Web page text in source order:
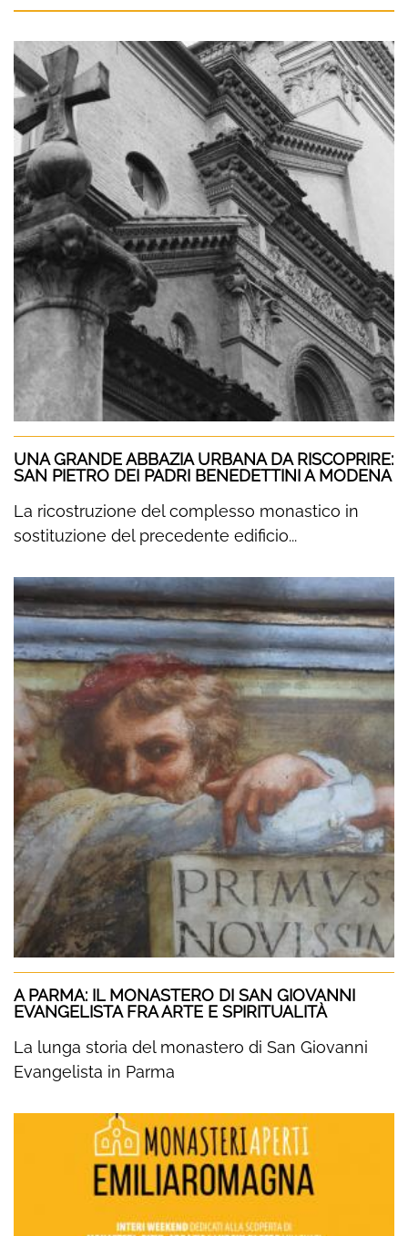
UNA GRANDE ABBAZIA URBANA DA RISCOPRIRE:
SAN PIETRO DEI PADRI BENEDETTINI A MODENA
La ricostruzione del complesso monastico in
sostituzione del precedente edificio...
A PARMA: IL MONASTERO DI SAN GIOVANNI
EVANGELISTA FRA ARTE E SPIRITUALITÀ
La lunga storia del monastero di San Giovanni
Evangelista in Parma